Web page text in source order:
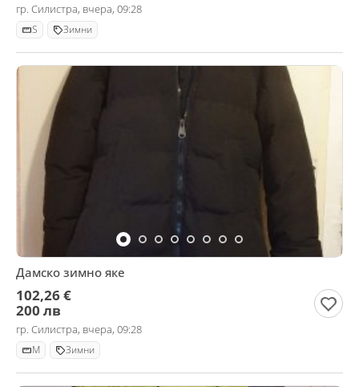
гр. Силистра, вчера, 09:28
S Зимни
Дамско зимно яке
102,26 €
200 лв
гр. Силистра, вчера, 09:28
M Зимни